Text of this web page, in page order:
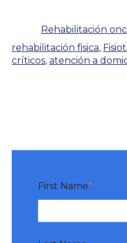
Rehabilitación
rehabilitación fisica,
críticos, atención a
First Name*